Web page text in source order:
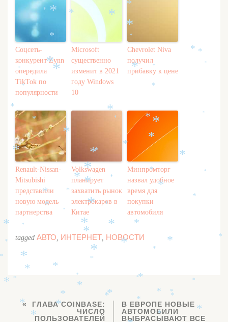
Соцсеть-
конкурент Zynn
опередила
TikTok по
популярности
Microsoft
существенно
изменит в 2021
году Windows
10
Chevrolet Niva
получил
прибавку к цене
Renault-Nissan-
Mitsubishi
представили
новую модель
партнерства
Volkswagen
планирует
захватить рынок
электрокаров в
Китае
Минпромторг
назвал удобное
время для
покупки
автомобиля
tagged АВТО, ИНТЕРНЕТ, НОВОСТИ
ГЛАВА COINBASE:
ЧИСЛО
ПОЛЬЗОВАТЕЛЕЙ
В ЕВРОПЕ НОВЫЕ
АВТОМОБИЛИ
ВЫБРАСЫВАЮТ ВСЕ
*
*
*
*
*
*
*
*
*
*
*
*
*
*
*
*
*
*
*
*
*
*
*
*
*
*
*
* *
*
*
*
*
*
*
*
*
*
*
*
*
*
*
*
*
*
*
*
*
*
*
*
*
*
*
*
*
*
*
*
*
*
*
*
*
*
*
*